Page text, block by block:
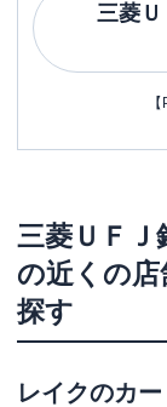
三菱
三菱ＵＦＪ
の近くの店
探す
レイクのカー